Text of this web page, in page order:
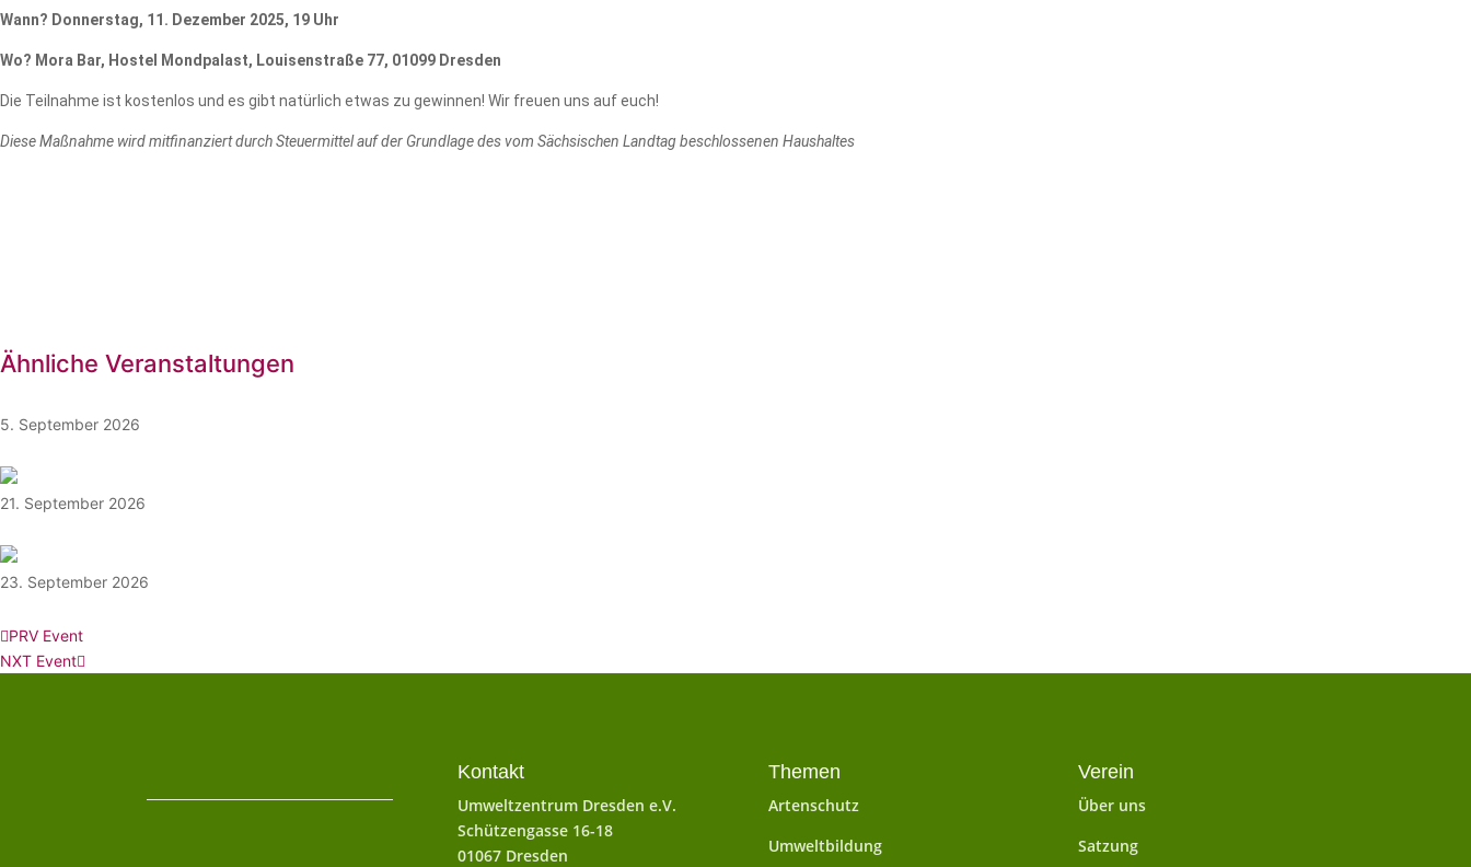
Wann? Donnerstag, 11. Dezember 2025, 19 Uhr
Wo? Mora Bar, Hostel Mondpalast, Louisenstraße 77, 01099 Dresden
Die Teilnahme ist kostenlos und es gibt natürlich etwas zu gewinnen! Wir freuen uns auf euch!
Diese Maßnahme wird mitfinanziert durch Steuermittel auf der Grundlage des vom Sächsischen Landtag beschlossenen Haushaltes
Ähnliche Veranstaltungen
5. September 2026
21. September 2026
23. September 2026
PRV Event
NXT Event
Kontakt
Umweltzentrum Dresden e.V.
Schützengasse 16-18
01067 Dresden
Themen
Artenschutz
Umweltbildung
Verein
Über uns
Satzung